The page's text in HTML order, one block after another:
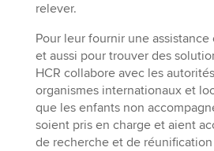
relever.
Pour leur fournir une
et aussi pour trouver des
HCR collabore avec les
organismes internationaux et
que les enfants non
soient pris en charge et aient
de recherche et de